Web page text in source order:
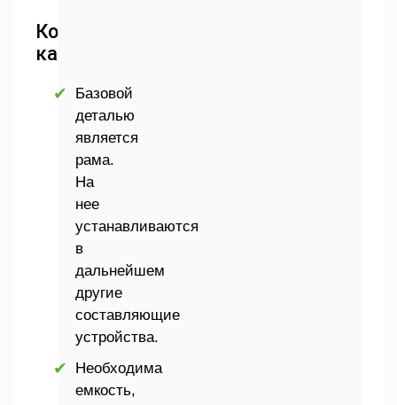
Конструкция
картофелесажалки
Базовой
деталью
является
рама.
На
нее
устанавливаются
в
дальнейшем
другие
составляющие
устройства.
Необходима
емкость,